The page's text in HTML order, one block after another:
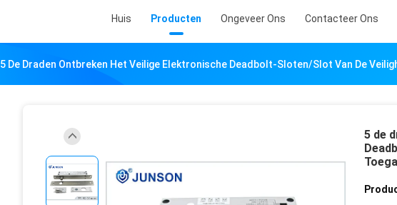
Huis Producten Ongeveer Ons Contacteer Ons
5 De Draden Ontbreken Het Veilige Elektronische Deadbolt-Sloten/Slot Van De
5 de